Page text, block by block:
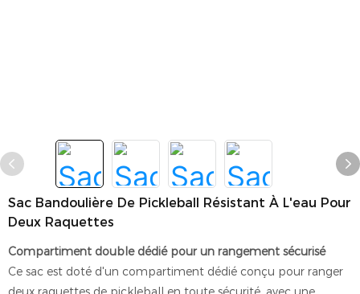
Sac Bandoulière De Pickleball Résistant À L'eau Pour
Deux Raquettes
Compartiment double dédié pour un rangement sécurisé
Ce sac est doté d'un compartiment dédié conçu pour ranger